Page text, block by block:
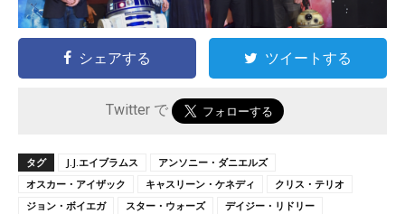
シェアする ツイートする
Twitter で
タグ J.J.エイブラムス
アンソニー・ダニエルズ
オスカー・アイザック
キャスリーン・ケネディ
クリス・テリオ
ジョン・ボイエガ
スター・ウォーズ デイジー・リドリー